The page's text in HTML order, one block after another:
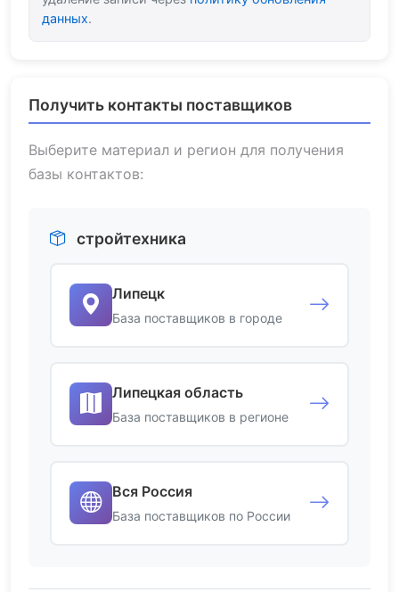
данных.
Получить контакты поставщиков
Выберите материал и регион для получения
базы контактов:
стройтехника
Липецк
База поставщиков в городе
Липецкая область
База поставщиков в регионе
Вся Россия
База поставщиков по России